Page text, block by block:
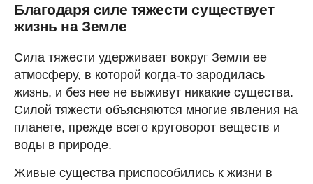
Благодаря силе тяжести существует
жизнь на Земле
Сила тяжести удерживает вокруг Земли ее
атмосферу, в которой когда-то зародилась
жизнь, и без нее не выживут никакие существа.
Силой тяжести объясняются многие явления на
планете, прежде всего круговорот веществ и
воды в природе.
Живые существа приспособились к жизни в